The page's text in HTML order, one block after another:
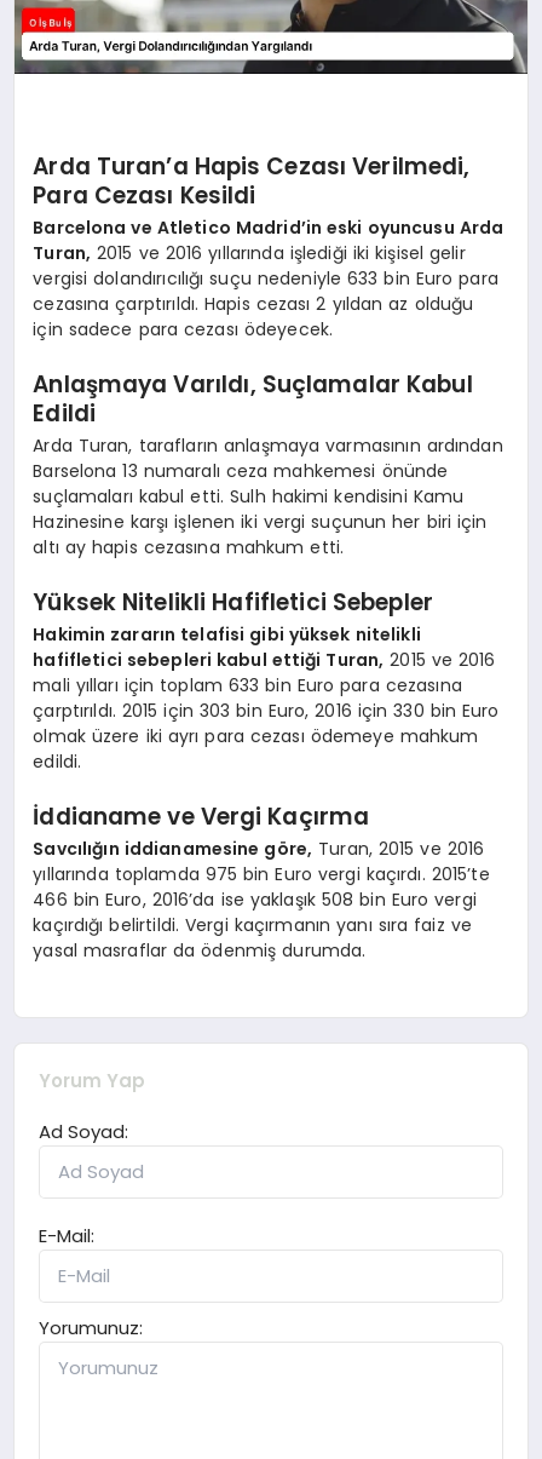
Arda Turan’a Hapis Cezası Verilmedi,
Para Cezası Kesildi
Barcelona ve Atletico Madrid’in eski oyuncusu Arda
Turan, 2015 ve 2016 yıllarında işlediği iki kişisel gelir
vergisi dolandırıcılığı suçu nedeniyle 633 bin Euro para
cezasına çarptırıldı. Hapis cezası 2 yıldan az olduğu
için sadece para cezası ödeyecek.
Anlaşmaya Varıldı, Suçlamalar Kabul
Edildi
Arda Turan, tarafların anlaşmaya varmasının ardından
Barselona 13 numaralı ceza mahkemesi önünde
suçlamaları kabul etti. Sulh hakimi kendisini Kamu
Hazinesine karşı işlenen iki vergi suçunun her biri için
altı ay hapis cezasına mahkum etti.
Yüksek Nitelikli Hafifletici Sebepler
Hakimin zararın telafisi gibi yüksek nitelikli
hafifletici sebepleri kabul ettiği Turan, 2015 ve 2016
mali yılları için toplam 633 bin Euro para cezasına
çarptırıldı. 2015 için 303 bin Euro, 2016 için 330 bin Euro
olmak üzere iki ayrı para cezası ödemeye mahkum
edildi.
İddianame ve Vergi Kaçırma
Savcılığın iddianamesine göre, Turan, 2015 ve 2016
yıllarında toplamda 975 bin Euro vergi kaçırdı. 2015’te
466 bin Euro, 2016’da ise yaklaşık 508 bin Euro vergi
kaçırdığı belirtildi. Vergi kaçırmanın yanı sıra faiz ve
yasal masraflar da ödenmiş durumda.
Yorum Yap
Ad Soyad:
E-Mail:
Yorumunuz: